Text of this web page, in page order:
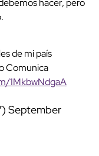
hacer, pero
de mi país
Comunica
1MkbwNdgaA
September